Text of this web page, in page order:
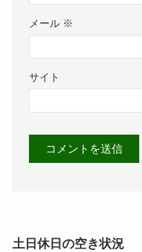
メール ※
サイト
土日休日の空き状況